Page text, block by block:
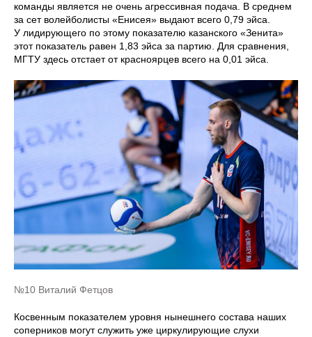
команды является не очень агрессивная подача. В среднем
за сет волейболисты «Енисея» выдают всего 0,79 эйса.
У лидирующего по этому показателю казанского «Зенита»
этот показатель равен 1,83 эйса за партию. Для сравнения,
МГТУ здесь отстает от красноярцев всего на 0,01 эйса.
№10 Виталий Фетцов
Косвенным показателем уровня нынешнего состава наших
соперников могут служить уже циркулирующие слухи